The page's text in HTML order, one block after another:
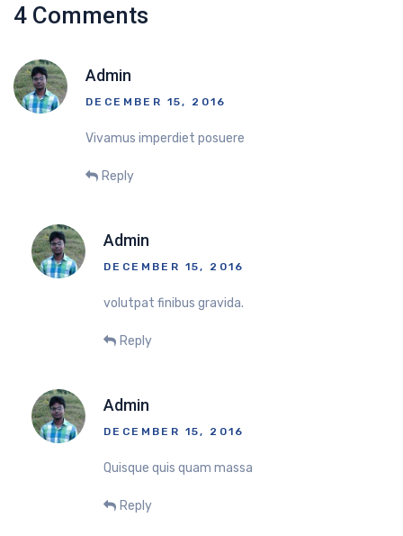
4 Comments
Admin
DECEMBER 15, 2016
Vivamus imperdiet posuere
Reply
Admin
DECEMBER 15, 2016
volutpat finibus gravida.
Reply
Admin
DECEMBER 15, 2016
Quisque quis quam massa
Reply